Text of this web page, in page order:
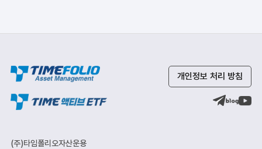
개인정보 처리 방침
(주)타임폴리오자산운용